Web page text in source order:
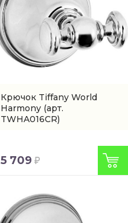
Крючок Tiffany World
Harmony (арт.
TWHA016CR)
5 709